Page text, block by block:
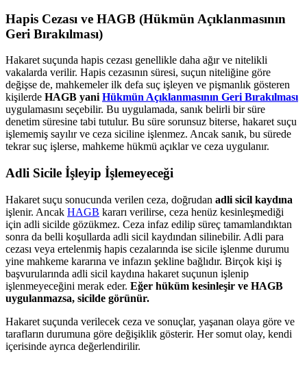
Hapis Cezası ve HAGB (Hükmün Açıklanmasının
Geri Bırakılması)
Hakaret suçunda hapis cezası genellikle daha ağır ve nitelikli
vakalarda verilir. Hapis cezasının süresi, suçun niteliğine göre
değişse de, mahkemeler ilk defa suç işleyen ve pişmanlık gösteren
kişilerde HAGB yani Hükmün Açıklanmasının Geri Bırakılması
uygulamasını seçebilir. Bu uygulamada, sanık belirli bir süre
denetim süresine tabi tutulur. Bu süre sorunsuz biterse, hakaret suçu
işlememiş sayılır ve ceza siciline işlenmez. Ancak sanık, bu sürede
tekrar suç işlerse, mahkeme hükmü açıklar ve ceza uygulanır.
Adli Sicile İşleyip İşlemeyeceği
Hakaret suçu sonucunda verilen ceza, doğrudan adli sicil kaydına
işlenir. Ancak HAGB kararı verilirse, ceza henüz kesinleşmediği
için adli sicilde gözükmez. Ceza infaz edilip süreç tamamlandıktan
sonra da belli koşullarda adli sicil kaydından silinebilir. Adli para
cezası veya ertelenmiş hapis cezalarında ise sicile işlenme durumu
yine mahkeme kararına ve infazın şekline bağlıdır. Birçok kişi iş
başvurularında adli sicil kaydına hakaret suçunun işlenip
işlenmeyeceğini merak eder. Eğer hüküm kesinleşir ve HAGB
uygulanmazsa, sicilde görünür.
Hakaret suçunda verilecek ceza ve sonuçlar, yaşanan olaya göre ve
tarafların durumuna göre değişiklik gösterir. Her somut olay, kendi
içerisinde ayrıca değerlendirilir.